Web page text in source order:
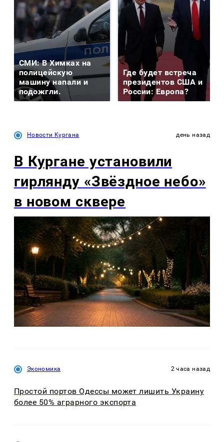
СМИ: В Химках на
полицейскую
машину напали и
подожгли.
Где будет встреча
президентов США и
России: Европа?
Новости Кургана день назад
В Кургане установили
гирлянду «Звёздное небо»
в новом сквере
Экономика 2 часа назад
Простой портов Одессы может лишить Украину
более 50% аграрного экспорта